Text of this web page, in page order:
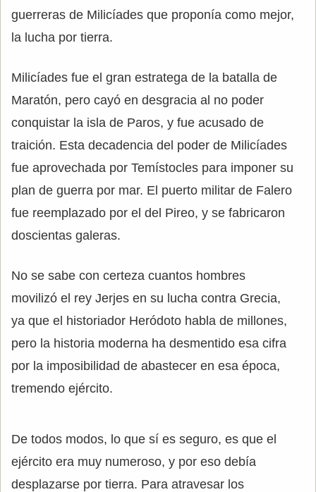
guerreras de Milicíades que proponía como mejor,
la lucha por tierra.
Milicíades fue el gran estratega de la batalla de
Maratón, pero cayó en desgracia al no poder
conquistar la isla de Paros, y fue acusado de
traición. Esta decadencia del poder de Milicíades
fue aprovechada por Temístocles para imponer su
plan de guerra por mar. El puerto militar de Falero
fue reemplazado por el del Pireo, y se fabricaron
doscientas galeras.
No se sabe con certeza cuantos hombres
movilizó el rey Jerjes en su lucha contra Grecia,
ya que el historiador Heródoto habla de millones,
pero la historia moderna ha desmentido esa cifra
por la imposibilidad de abastecer en esa época,
tremendo ejército.
De todos modos, lo que sí es seguro, es que el
ejército era muy numeroso, y por eso debía
desplazarse por tierra. Para atravesar los